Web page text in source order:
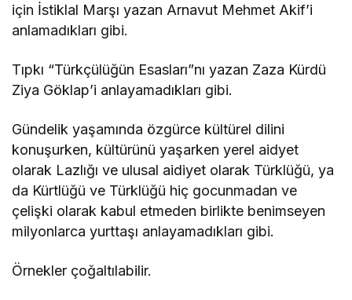
için İstiklal Marşı yazan Arnavut Mehmet Akif’i
anlamadıkları gibi.
Tıpkı “Türkçülüğün Esasları”nı yazan Zaza Kürdü
Ziya Göklap’i anlayamadıkları gibi.
Gündelik yaşamında özgürce kültürel dilini
konuşurken, kültürünü yaşarken yerel aidyet
olarak Lazlığı ve ulusal aidiyet olarak Türklüğü, ya
da Kürtlüğü ve Türklüğü hiç gocunmadan ve
çelişki olarak kabul etmeden birlikte benimseyen
milyonlarca yurttaşı anlayamadıkları gibi.
Örnekler çoğaltılabilir.